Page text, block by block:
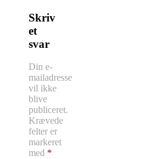
Skriv
et
svar
Din e-
mailadresse
vil ikke
blive
publiceret.
Krævede
felter er
markeret
med *